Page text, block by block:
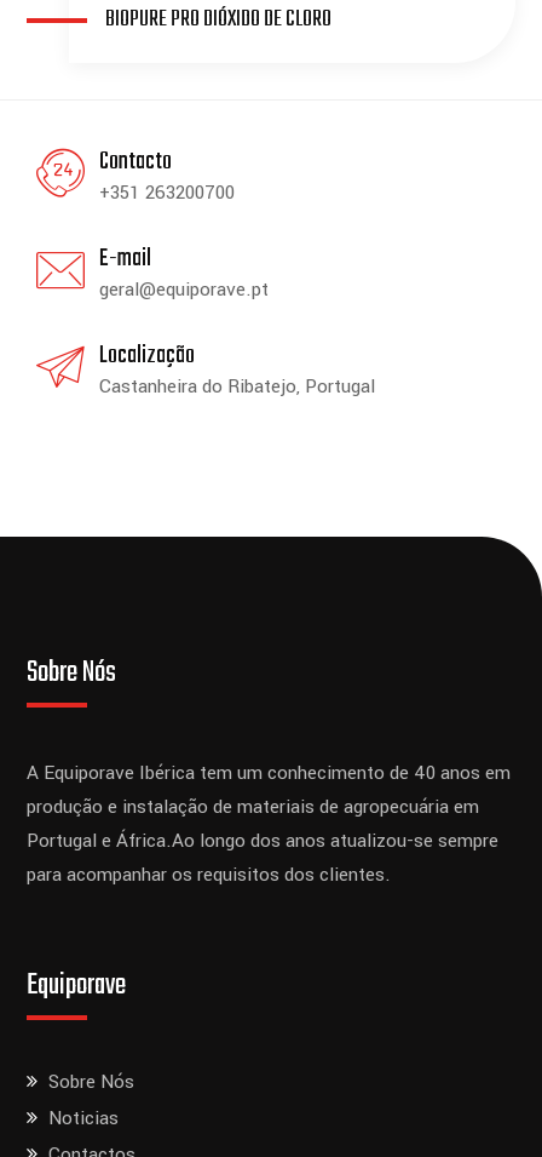
BIOPURE PRO DIÓXIDO DE CLORO
Contacto
+351 263200700
E-mail
geral@equiporave.pt
Localização
Castanheira do Ribatejo, Portugal
Sobre Nós
A Equiporave Ibérica tem um conhecimento de 40 anos em
produção e instalação de materiais de agropecuária em
Portugal e África.Ao longo dos anos atualizou-se sempre
para acompanhar os requisitos dos clientes.
Equiporave
Sobre Nós
Noticias